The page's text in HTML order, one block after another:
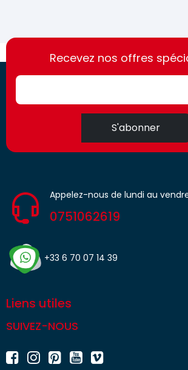
https://france-
access.fr
https://france-
access.fr
Recevez nos offres
S'abonner
Appelez-nous de lundi au
0751062619
+33 6 70 07 14 39
Liens utiles
SUIVEZ-NOUS